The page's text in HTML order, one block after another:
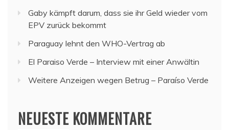
Gaby kämpft darum, dass sie ihr Geld wieder vom
EPV zurück bekommt
Paraguay lehnt den WHO-Vertrag ab
El Paraiso Verde – Interview mit einer Anwältin
Weitere Anzeigen wegen Betrug – Paraíso Verde
NEUESTE KOMMENTARE